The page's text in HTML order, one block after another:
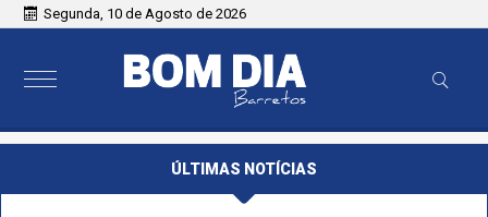
Segunda, 10 de Agosto de 2026
ÚLTIMAS NOTÍCIAS